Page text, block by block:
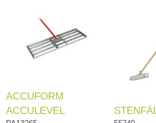
ACCUFORM
ACCULEVEL